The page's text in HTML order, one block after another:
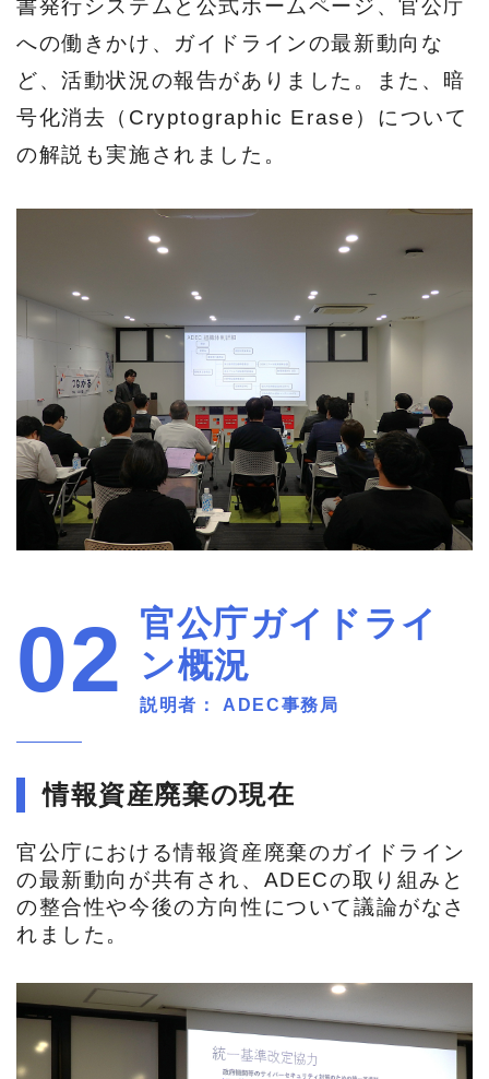
書発行システムと公式ホームページ、官公庁
への働きかけ、ガイドラインの最新動向な
ど、活動状況の報告がありました。また、暗
号化消去（Cryptographic Erase）について
の解説も実施されました。
02 官公庁ガイドライ
ン概況
説明者： ADEC事務局
情報資産廃棄の現在
官公庁における情報資産廃棄のガイドライン
の最新動向が共有され、ADECの取り組みと
の整合性や今後の方向性について議論がなさ
れました。